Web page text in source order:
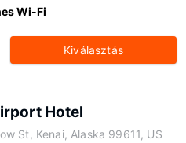
Wi-Fi
Kiválasztás
Hotel
St, Kenai, Alaska 99611, US